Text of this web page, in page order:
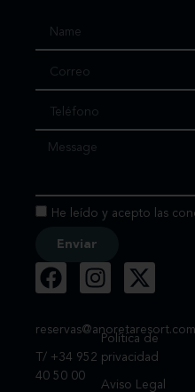
He leído y acepto las
Enviar
reservas@anoretaresort.com
T/ +34 952
40 50 00
Política de
privacidad
Aviso Legal